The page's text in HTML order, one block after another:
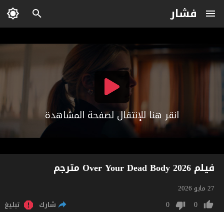
فشار
انقر هنا للإنتقال لصفحة المشاهدة
فيلم Over Your Dead Body 2026 مترجم
27 مايو 2026
0
0 شارك تبليغ